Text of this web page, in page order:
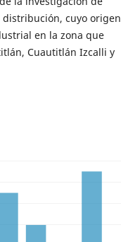
cuyo origen
en la zona que
Cuautitlán Izcalli y